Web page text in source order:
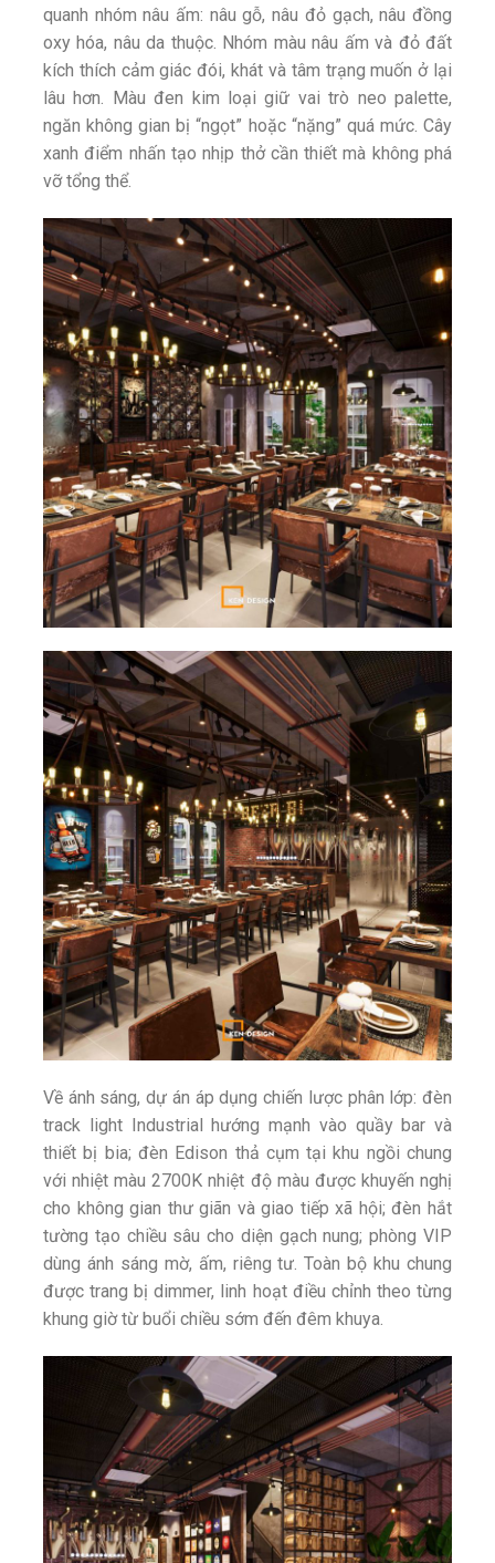
quanh nhóm nâu ấm: nâu gỗ, nâu đỏ gạch, nâu đồng
oxy hóa, nâu da thuộc. Nhóm màu nâu ấm và đỏ đất
kích thích cảm giác đói, khát và tâm trạng muốn ở lại
lâu hơn. Màu đen kim loại giữ vai trò neo palette,
ngăn không gian bị “ngọt” hoặc “nặng” quá mức. Cây
xanh điểm nhấn tạo nhịp thở cần thiết mà không phá
vỡ tổng thể.
Về ánh sáng, dự án áp dụng chiến lược phân lớp: đèn
track light Industrial hướng mạnh vào quầy bar và
thiết bị bia; đèn Edison thả cụm tại khu ngồi chung
với nhiệt màu 2700K nhiệt độ màu được khuyến nghị
cho không gian thư giãn và giao tiếp xã hội; đèn hắt
tường tạo chiều sâu cho diện gạch nung; phòng VIP
dùng ánh sáng mờ, ấm, riêng tư. Toàn bộ khu chung
được trang bị dimmer, linh hoạt điều chỉnh theo từng
khung giờ từ buổi chiều sớm đến đêm khuya.